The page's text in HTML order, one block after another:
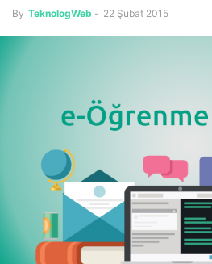
By TeknologWeb - 22 Şubat 2015